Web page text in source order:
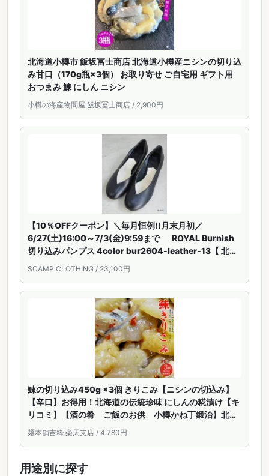
北海道小樽市 飯坂冨士商店 北海道小樽産ニシンの切り込
み甘口（170g瓶×3個） お取り寄せ ご自宅用 ギフト用
おつまみ 鰊 にしん ニシン
小樽の海産物問屋 飯坂冨士商店 / 2,900円
【10％OFFクーポン】＼毎月恒例!!月末月初／
6/27(土)16:00～7/3(金)9:59まで ROYAL Burnish
切り込みパンプス 4color bur2604-leather-13【 北海
SCAMP CLOTHING / 23,100円
鰊の切り込み450g ×3個 きりこみ【ニシンの切込み】
【辛口】お得用！北海道の伝統珍味 にしんの糀漬け【キ
リコミ】【酒の肴 ご飯のお供 小樽かね丁鍛治】北海
道郷土料理 懐かしい味【送料無料】
麺本舗吉粋 楽天支店 / 4,780円
用途別に探す